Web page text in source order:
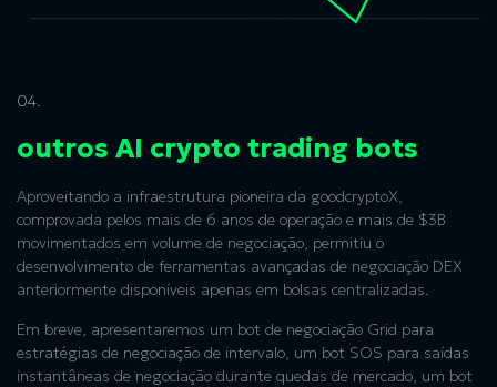
04.
outros AI crypto trading bots
Aproveitando a infraestrutura pioneira da goodcryptoX,
comprovada pelos mais de 6 anos de operação e mais de $3B
movimentados em volume de negociação, permitiu o
desenvolvimento de ferramentas avançadas de negociação DEX
anteriormente disponíveis apenas em bolsas centralizadas.
Em breve, apresentaremos um bot de negociação Grid para
estratégias de negociação de intervalo, um bot SOS para saídas
instantâneas de negociação durante quedas de mercado, um bot